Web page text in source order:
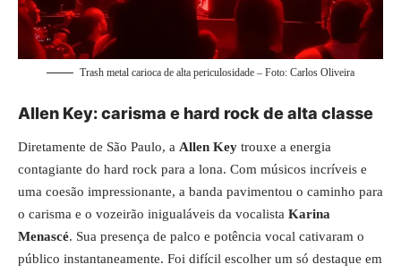
Trash metal carioca de alta periculosidade – Foto: Carlos Oliveira
Allen Key: carisma e hard rock de alta classe
Diretamente de São Paulo, a Allen Key trouxe a energia
contagiante do hard rock para a lona. Com músicos incríveis e
uma coesão impressionante, a banda pavimentou o caminho para
o carisma e o vozeirão inigualáveis da vocalista Karina
Menascé. Sua presença de palco e potência vocal cativaram o
público instantaneamente. Foi difícil escolher um só destaque em